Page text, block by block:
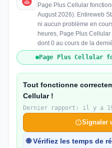
Page Plus Cellular
August 2026). Entireweb
ni aucun problème en
heures, Page Plus
dont 0 au cours de la
Page Plus Cellular
Tout fonctionne
Cellular !
Dernier rapport: il y a
Signaler
🌐 Vérifiez les temps de